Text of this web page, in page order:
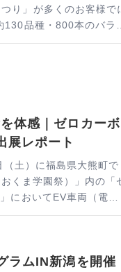
り」が多くのお客様で
りが…
体感｜ゼロカーボ
展レポート
土）に福島県大熊町で
くま学園祭）」内の「
においてEV車両（電気
様に次世代エネルギー
ラムIN新潟を開催